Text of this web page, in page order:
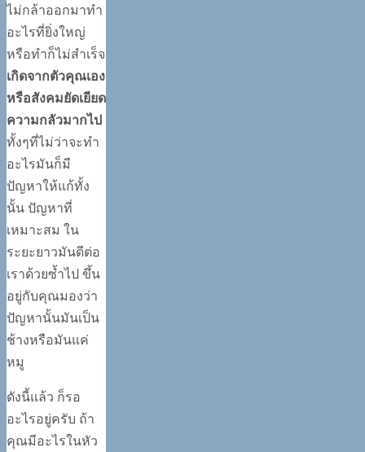
ไม่กล้าออกมาทำ
อะไรที่ยิ่งใหญ่
หรือทำก็ไม่สำเร็จ
เกิดจากตัวคุณเอง
หรือสังคมยัดเยียด
ความกลัวมากไป
ทั้งๆที่ไม่ว่าจะทำ
อะไรมันก็มี
ปัญหาให้แก้ทั้ง
นั้น ปัญหาที่
เหมาะสม ใน
ระยะยาวมันดีต่อ
เราด้วยซ้ำไป ขึ้น
อยู่กับคุณมองว่า
ปัญหานั้นมันเป็น
ช้างหรือมันแค่
หมู
ดังนี้แล้ว ก็รอ
อะไรอยู่ครับ ถ้า
คุณมีอะไรในหัว